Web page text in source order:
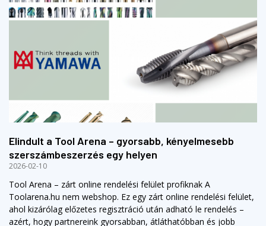
Elindult a Tool Arena – gyorsabb, kényelmesebb
szerszámbeszerzés egy helyen
2026-02-10
Tool Arena – zárt online rendelési felület profiknak A
Toolarena.hu nem webshop. Ez egy zárt online rendelési felület,
ahol kizárólag előzetes regisztráció után adható le rendelés –
azért, hogy partnereink gyorsabban, átláthatóbban és jobb